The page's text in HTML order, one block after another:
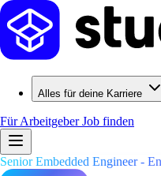
Alles für deine Karriere
Für ArbeitgeberJob finden
Senior Embedded Engineer -